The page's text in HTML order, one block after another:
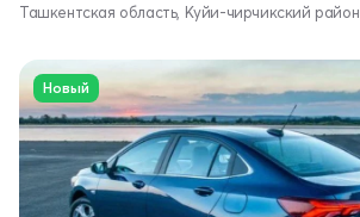
Ташкентская область, Куйи-чирчикский район
Новый